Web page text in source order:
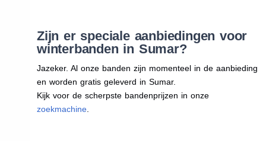
Zijn er speciale aanbiedingen voor
winterbanden in Sumar?
Jazeker. Al onze banden zijn momenteel in de aanbieding
en worden gratis geleverd in Sumar.
Kijk voor de scherpste bandenprijzen in onze
zoekmachine.